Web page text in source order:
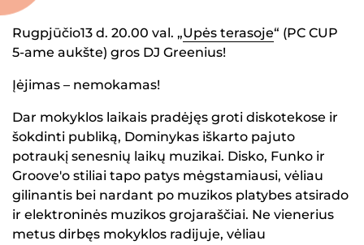
Rugpjūčio13 d. 20.00 val. „Upės terasoje“ (PC CUP
5-ame aukšte) gros DJ Greenius!
Įėjimas – nemokamas!
Dar mokyklos laikais pradėjęs groti diskotekose ir
šokdinti publiką, Dominykas iškarto pajuto
potraukį senesnių laikų muzikai. Disko, Funko ir
Groove'o stiliai tapo patys mėgstamiausi, vėliau
gilinantis bei nardant po muzikos platybes atsirado
ir elektroninės muzikos grojaraščiai. Ne vienerius
metus dirbęs mokyklos radijuje, vėliau